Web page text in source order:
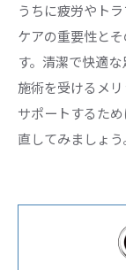
うちに疲労やト
ケアの重要性と
す。清潔で快適
施術を受けるメ
サポートするた
直してみましょう